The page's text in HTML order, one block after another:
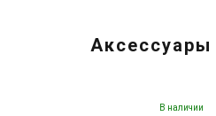
Аксессуары
В наличии